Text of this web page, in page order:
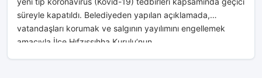
süreyle kapatıldı. Belediyeden yapılan açıklamada,
vatandaşları korumak ve salgının yayılımını engellemek
amacıyla İlçe Hıfzıssıhha Kurulu’nun...